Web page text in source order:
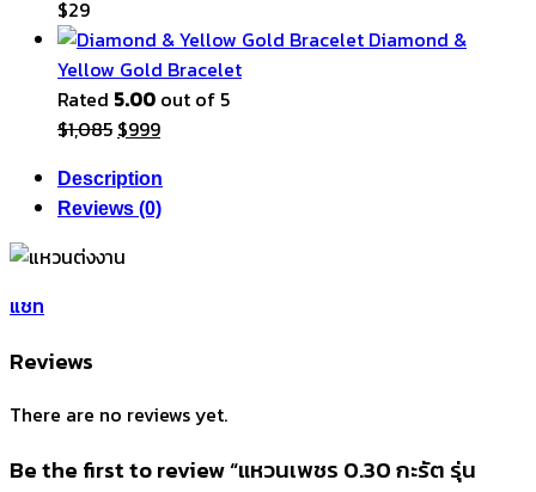
$29
Diamond &
Yellow Gold Bracelet
Rated 5.00 out of 5
$1,085 Original
was:
$1,085.
$999Current
is:
$999.
Description
Reviews (0)
แชท
Reviews
There are no reviews yet.
Be the first to review “แหวนเพชร 0.30 กะรัต รุ่น